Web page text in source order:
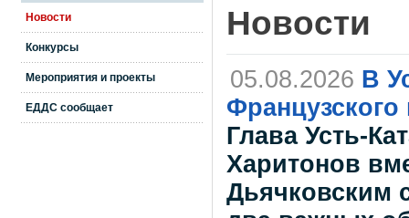
Новости
Конкурсы
Мероприятия и проекты
ЕДДС сообщает
Новости
05.08.2026 В
Глава Усть-
Харитонов
Дьячковским